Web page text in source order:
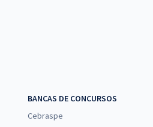
BANCAS DE CONCURSOS
Cebraspe